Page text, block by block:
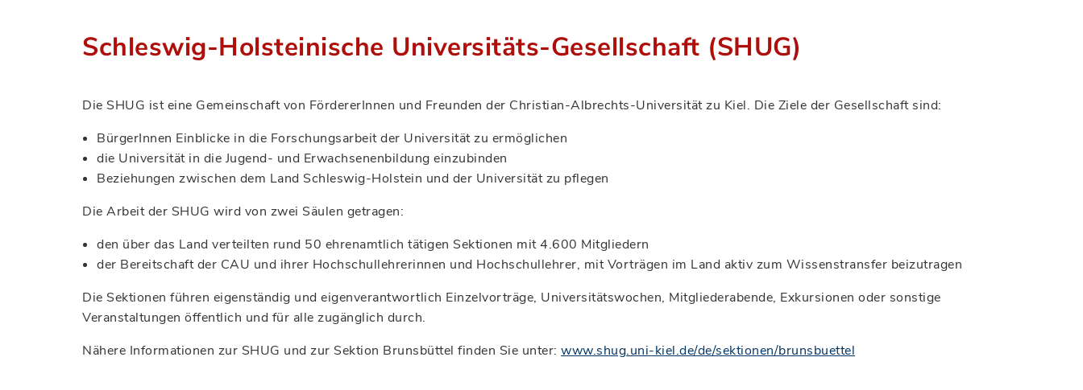
Schleswig-Holsteinische Universitäts-Gesellschaft (SHUG)
Die SHUG ist eine Gemeinschaft von FördererInnen und Freunden der Christian-Albrechts-Universität zu Kiel. Die Ziele der Gesellschaft sind:
BürgerInnen Einblicke in die Forschungsarbeit der Universität zu ermöglichen
die Universität in die Jugend- und Erwachsenenbildung einzubinden
Beziehungen zwischen dem Land Schleswig-Holstein und der Universität zu pflegen
Die Arbeit der SHUG wird von zwei Säulen getragen:
den über das Land verteilten rund 50 ehrenamtlich tätigen Sektionen mit 4.600 Mitgliedern
der Bereitschaft der CAU und ihrer Hochschullehrerinnen und Hochschullehrer, mit Vorträgen im Land aktiv zum Wissenstransfer beizutragen
Die Sektionen führen eigenständig und eigenverantwortlich Einzelvorträge, Universitätswochen, Mitgliederabende, Exkursionen oder sonstige
Veranstaltungen öffentlich und für alle zugänglich durch.
Nähere Informationen zur SHUG und zur Sektion Brunsbüttel finden Sie unter: www.shug.uni-kiel.de/de/sektionen/brunsbuettel